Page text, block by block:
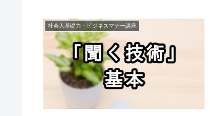
社会人基礎力・ビジネスマナー講座